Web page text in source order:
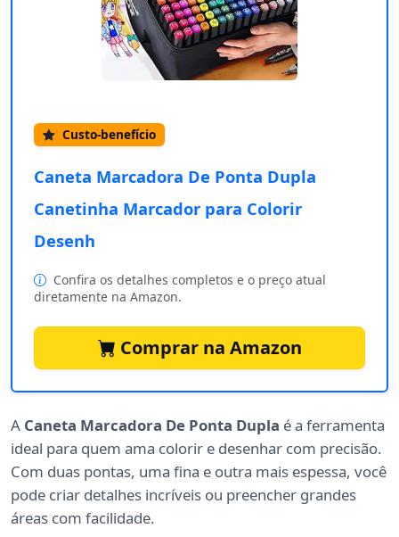
Custo-benefício
Caneta Marcadora De Ponta Dupla
Canetinha Marcador para Colorir
Desenh
Confira os detalhes completos e o preço atual
diretamente na Amazon.
Comprar na Amazon
A Caneta Marcadora De Ponta Dupla é a ferramenta
ideal para quem ama colorir e desenhar com precisão.
Com duas pontas, uma fina e outra mais espessa, você
pode criar detalhes incríveis ou preencher grandes
áreas com facilidade.